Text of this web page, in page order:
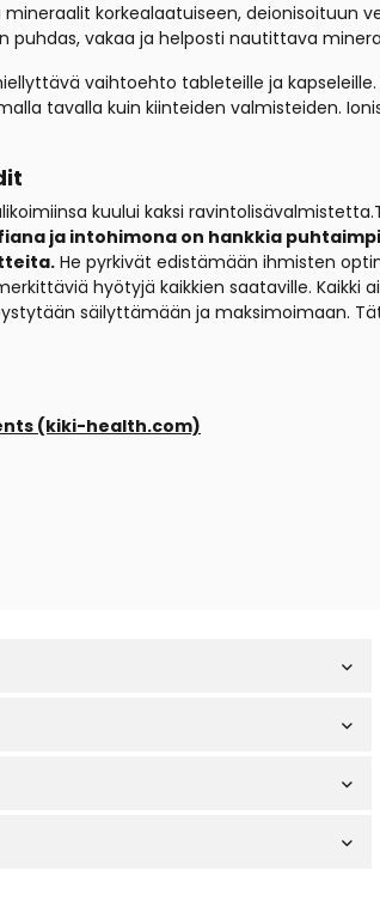
korkealaatuiseen, deionisoituun
puhdas, vakaa ja helposti nautittava
vaihtoehto tableteille ja
tavalla kuin kiinteiden valmisteiden.
kuului kaksi ravintolisävalmistetta.
ja intohimona on hankkia
He pyrkivät edistämään ihmisten
hyötyjä kaikkien saataville. Kaikki
säilyttämään ja maksimoimaan.
(kiki-health.com)